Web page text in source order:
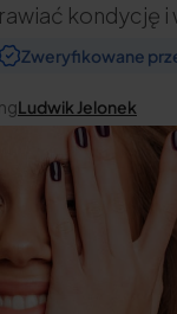
kondycję
Zweryfikowane
Ludwik Jelonek